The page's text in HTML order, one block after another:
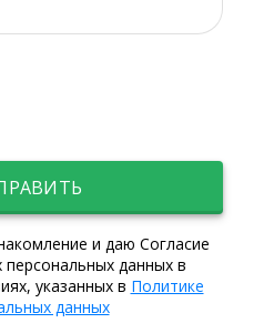
и даю Согласие
данных в
указанных в Политике
данных